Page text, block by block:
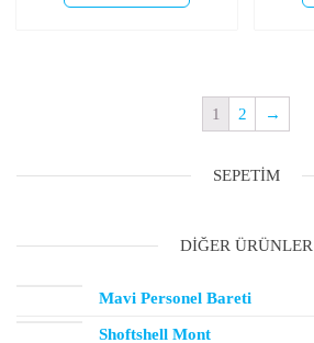
1 2 →
SEPETIM
DIĞER ÜRÜNLER
Mavi Personel Bareti
Shoftshell Mont